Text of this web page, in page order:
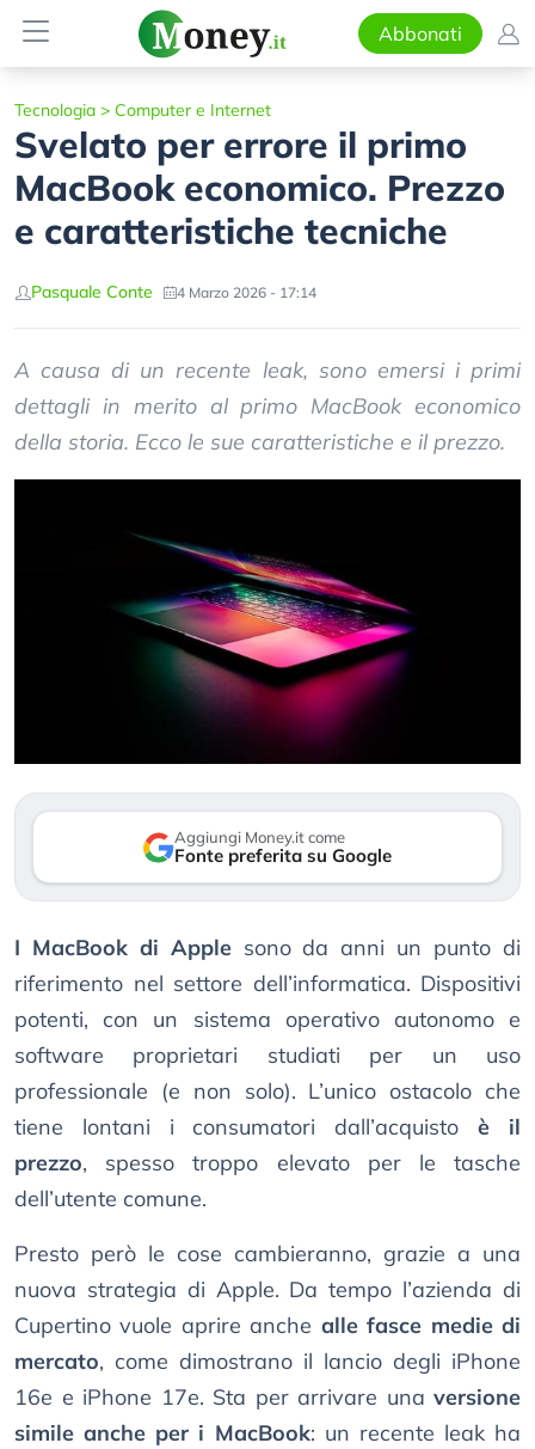
Abbonati
Tecnologia > Computer e Internet
Svelato per errore il primo
MacBook economico. Prezzo
e caratteristiche tecniche
Pasquale Conte 4 Marzo 2026 - 17:14
A causa di un recente leak, sono emersi i primi
dettagli in merito al primo MacBook economico
della storia. Ecco le sue caratteristiche e il prezzo.
Aggiungi Money.it come
Fonte preferita su Google
I MacBook di Applesono da anni un punto di
riferimento nel settore dell’informatica. Dispositivi
potenti, con un sistema operativo autonomo e
software proprietari studiati per un uso
professionale (e non solo). L’unico ostacolo che
tiene lontani i consumatori dall’acquistoè il
prezzo, spesso troppo elevato per le tasche
dell’utente comune.
Presto però le cose cambieranno, grazie a una
nuova strategia di Apple. Da tempo l’azienda di
Cupertino vuole aprire anche alle fasce medie di
mercato, come dimostrano il lancio degli iPhone
16e e iPhone 17e. Sta per arrivare una versione
simile anche per i MacBook: un recente leak ha